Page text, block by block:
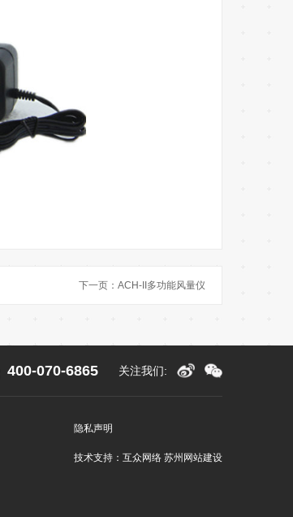
下一页： ACH-II多功能风量仪
400-070-6865 关注我们:
隐私声明
技术支持：互众网络 苏州网站建设